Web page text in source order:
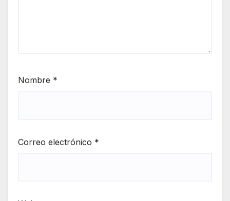
Nombre *
Correo electrónico *